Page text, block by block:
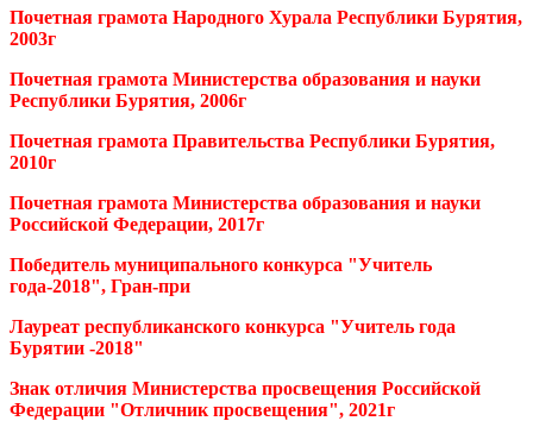
Почетная грамота Народного Хурала Республики Бурятия,
2003г
Почетная грамота Министерства образования и науки
Республики Бурятия, 2006г
Почетная грамота Правительства Республики Бурятия,
2010г
Почетная грамота Министерства образования и науки
Российской Федерации, 2017г
Победитель муниципального конкурса "Учитель
года-2018", Гран-при
Лауреат республиканского конкурса "Учитель года
Бурятии -2018"
Знак отличия Министерства просвещения Российской
Федерации "Отличник просвещения", 2021г